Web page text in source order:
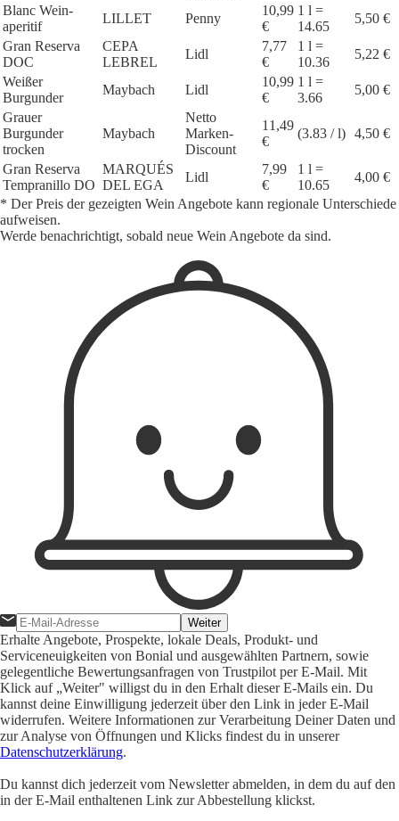
Blanc Wein-
aperitif
LILLET Penny
10,99
€
1 l =
14.65
5,50 €
Gran Reserva
DOC
CEPA
LEBREL
Lidl
7,77
€
1 l =
10.36
5,22 €
Weißer
Burgunder
Maybach Lidl
10,99
€
1 l =
3.66
5,00 €
Grauer
Burgunder
trocken
Maybach
Netto
Marken-
Discount
11,49
€
(3.83 / l) 4,50 €
Gran Reserva
Tempranillo DO
MARQUÉS
DEL EGA
Lidl
7,99
€
1 l =
10.65
4,00 €
* Der Preis der gezeigten Wein Angebote kann regionale Unterschiede
aufweisen.
Werde benachrichtigt, sobald neue Wein Angebote da sind.
Weiter
Erhalte Angebote, Prospekte, lokale Deals, Produkt- und
Serviceneuigkeiten von Bonial und ausgewählten Partnern, sowie
gelegentliche Bewertungsanfragen von Trustpilot per E-Mail. Mit
Klick auf „Weiter" willigst du in den Erhalt dieser E-Mails ein. Du
kannst deine Einwilligung jederzeit über den Link in jeder E-Mail
widerrufen. Weitere Informationen zur Verarbeitung Deiner Daten und
zur Analyse von Öffnungen und Klicks findest du in unserer
Datenschutzerklärung.
Du kannst dich jederzeit vom Newsletter abmelden, in dem du auf den
in der E-Mail enthaltenen Link zur Abbestellung klickst.